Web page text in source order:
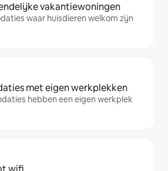
vakantiewoningen
waar huisdieren welkom zijn
met eigen werkplekken
hebben een eigen werkplek